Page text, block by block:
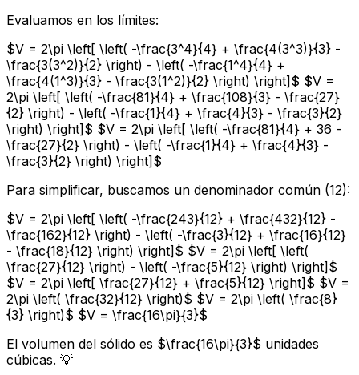
Evaluamos en los límites:
$V = 2\pi \left[ \left( -\frac{3^4}{4} + \frac{4(3^3)}{3} -
\frac{3(3^2)}{2} \right) - \left( -\frac{1^4}{4} +
\frac{4(1^3)}{3} - \frac{3(1^2)}{2} \right) \right]$ $V =
2\pi \left[ \left( -\frac{81}{4} + \frac{108}{3} - \frac{27}
{2} \right) - \left( -\frac{1}{4} + \frac{4}{3} - \frac{3}{2}
\right) \right]$ $V = 2\pi \left[ \left( -\frac{81}{4} + 36 -
\frac{27}{2} \right) - \left( -\frac{1}{4} + \frac{4}{3} -
\frac{3}{2} \right) \right]$
Para simplificar, buscamos un denominador común (12):
$V = 2\pi \left[ \left( -\frac{243}{12} + \frac{432}{12} -
\frac{162}{12} \right) - \left( -\frac{3}{12} + \frac{16}{12}
- \frac{18}{12} \right) \right]$ $V = 2\pi \left[ \left(
\frac{27}{12} \right) - \left( -\frac{5}{12} \right) \right]$
$V = 2\pi \left[ \frac{27}{12} + \frac{5}{12} \right]$ $V =
2\pi \left( \frac{32}{12} \right)$ $V = 2\pi \left( \frac{8}
{3} \right)$ $V = \frac{16\pi}{3}$
El volumen del sólido es $\frac{16\pi}{3}$ unidades
cúbicas. 💡